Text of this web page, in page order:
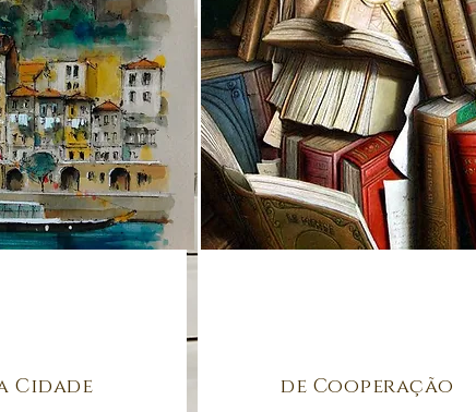
Cidade de Cooperação